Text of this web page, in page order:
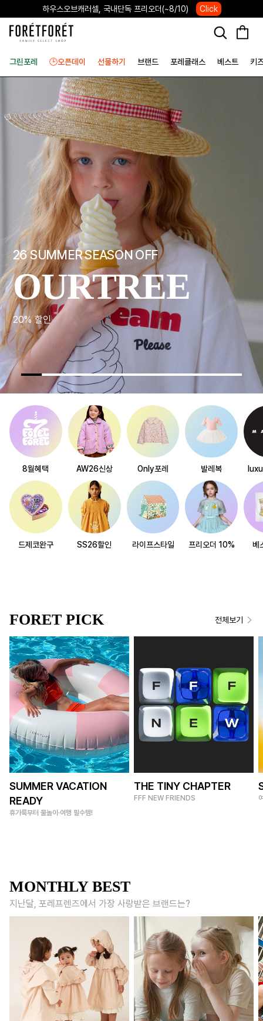
🎂7TH ANNIVERSARY 포레포레 7주년 행사 Click
그린포레 🕒오픈데이 선물하기 브랜드 포레클래스 베스트 키
26 SUMMER SEASON OFF
OURTREE
20% 할인
8월혜택
드제코완구
AW26신상
SS26할인
Only포레
라이프스타일
발레복
프리오더 10% 베
FORET PICK 전체보기
SUMMER VACATION
READY
휴가룩부터 물놀이·여행 필수템!
THE TINY CHAPTER
FFF NEW FRIENDS
MONTHLY BEST
지난달, 포레프렌즈에서 가장 사랑받은 브랜드는?